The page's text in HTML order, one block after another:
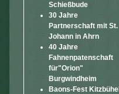
Schießbude
30 Jahre
Partnerschaft mit St.
Johann in Ahrn
40 Jahre
Fahnenpatenschaft
für"Orion"
Burgwindheim
Baons-Fest Kitzbühel